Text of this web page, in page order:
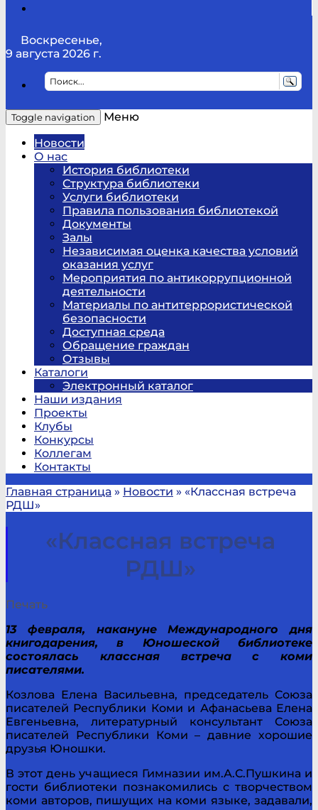
Воскресенье,
9 августа 2026 г.
Toggle navigation
Меню
Новости
О нас
История библиотеки
Структура библиотеки
Услуги библиотеки
Правила пользования библиотекой
Документы
Залы
Независимая оценка качества условий
оказания услуг
Мероприятия по антикоррупционной
деятельности
Материалы по антитеррористической
безопасности
Доступная среда
Обращение граждан
Отзывы
Каталоги
Электронный каталог
Наши издания
Проекты
Клубы
Конкурсы
Коллегам
Контакты
Главная страница » Новости » «Классная встреча
РДШ»
«Классная встреча
РДШ»
Печать
13 февраля, накануне Международного дня
книгодарения, в Юношеской библиотеке
состоялась классная встреча с коми
писателями.
Козлова Елена Васильевна, председатель Союза
писателей Республики Коми и Афанасьева Елена
Евгеньевна, литературный консультант Союза
писателей Республики Коми – давние хорошие
друзья Юношки.
В этот день учащиеся Гимназии им.А.С.Пушкина и
гости библиотеки познакомились с творчеством
коми авторов, пишущих на коми языке, задавали,